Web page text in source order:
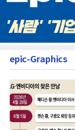
epic-Graphics